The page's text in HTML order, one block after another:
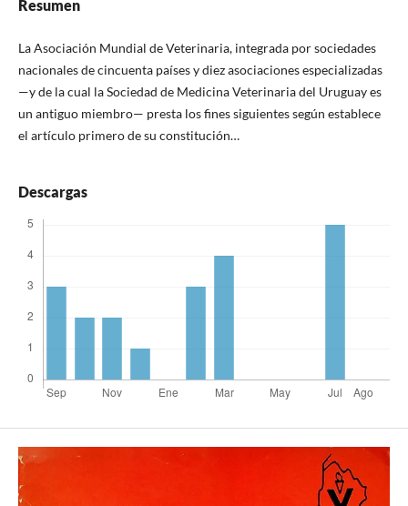
Resumen
La Asociación Mundial de Veterinaria, integrada por sociedades
nacionales de cincuenta países y diez asociaciones especializadas
—y de la cual la Sociedad de Medicina Veterinaria del Uruguay es
un antiguo miembro— presta los fines siguientes según establece
el artículo primero de su constitución…
Descargas